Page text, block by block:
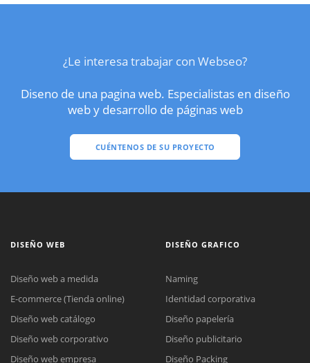
¿Le interesa trabajar con Webseo?
Diseno de una pagina web. Especialistas en diseño
web y desarrollo de páginas web
CUÉNTENOS DE SU PROYECTO
DISEÑO WEB
Diseño web a medida
E-commerce (Tienda online)
Diseño web catálogo
Diseño web corporativo
Diseño web empresa
DISEÑO GRAFICO
Naming
Identidad corporativa
Diseño papelería
Diseño publicitario
Diseño Packing